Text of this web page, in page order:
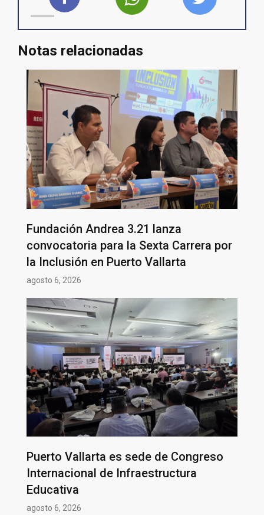
Notas relacionadas
Fundación Andrea 3.21 lanza
convocatoria para la Sexta Carrera por
la Inclusión en Puerto Vallarta
agosto 6, 2026
Puerto Vallarta es sede de Congreso
Internacional de Infraestructura
Educativa
agosto 6, 2026